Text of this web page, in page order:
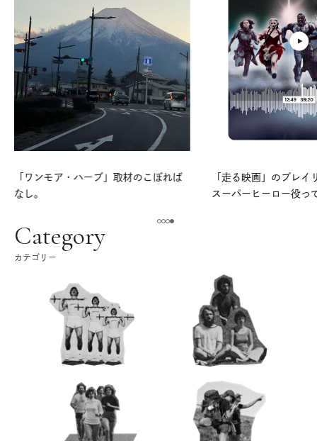
「ワンモア・ハーブ」取材のこぼれば
なし。
「走る映画」のプレイ
スーパーヒーロー役っ
Category
カテゴリー